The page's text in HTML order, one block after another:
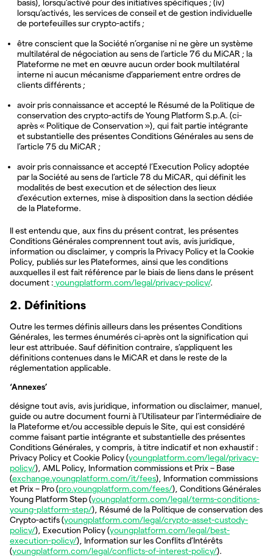
basis), lorsqu’activé pour des initiatives spécifiques ; (iv)
lorsqu’activés, les services de conseil et de gestion individuelle
de portefeuilles sur crypto-actifs ;
être conscient que la Société n’organise ni ne gère un système
multilatéral de négociation au sens de l’article 76 du MiCAR ; la
Plateforme ne met en œuvre aucun order book multilatéral
interne ni aucun mécanisme d’appariement entre ordres de
clients différents ;
avoir pris connaissance et accepté le Résumé de la Politique de
conservation des crypto-actifs de Young Platform S.p.A. (ci-
après « Politique de Conservation »), qui fait partie intégrante
et substantielle des présentes Conditions Générales au sens de
l’article 75 du MiCAR ;
avoir pris connaissance et accepté l’Execution Policy adoptée
par la Société au sens de l’article 78 du MiCAR, qui définit les
modalités de best execution et de sélection des lieux
d’exécution externes, mise à disposition dans la section dédiée
de la Plateforme.
Il est entendu que, aux fins du présent contrat, les présentes
Conditions Générales comprennent tout avis, avis juridique,
information ou disclaimer, y compris la Privacy Policy et la Cookie
Policy, publiés sur les Plateformes, ainsi que les conditions
auxquelles il est fait référence par le biais de liens dans le présent
document : youngplatform.com/legal/privacy-policy/.
2. Définitions
Outre les termes définis ailleurs dans les présentes Conditions
Générales, les termes énumérés ci-après ont la signification qui
leur est attribuée. Sauf définition contraire, s’appliquent les
définitions contenues dans le MiCAR et dans le reste de la
réglementation applicable.
‘Annexes’
désigne tout avis, avis juridique, information ou disclaimer, manuel,
guide ou autre document fourni à l’Utilisateur par l’intermédiaire de
la Plateforme et/ou accessible depuis le Site, qui est considéré
comme faisant partie intégrante et substantielle des présentes
Conditions Générales, y compris, à titre indicatif et non exhaustif :
Privacy Policy et Cookie Policy (youngplatform.com/legal/privacy-
policy/), AML Policy, Information commissions et Prix – Base
(exchange.youngplatform.com/it/fees), Information commissions
et Prix – Pro (pro.youngplatform.com/fees/), Conditions Générales
Young Platform Step (youngplatform.com/legal/terms-conditions-
young-platform-step/), Résumé de la Politique de conservation des
Crypto-actifs (youngplatform.com/legal/crypto-asset-custody-
policy/), Execution Policy (youngplatform.com/legal/best-
execution-policy/), Information sur les Conflits d’Intérêts
(youngplatform.com/legal/conflicts-of-interest-policy/).